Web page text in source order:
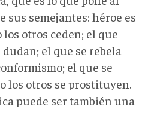
sus semejantes: héroe es
otros ceden; el que
el que se rebela
el que se
los otros se prostituyen.
puede ser también una